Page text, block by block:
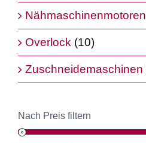
Nähmaschinenmotoren
Overlock (10)
Zuschneidemaschinen
Nach Preis filtern